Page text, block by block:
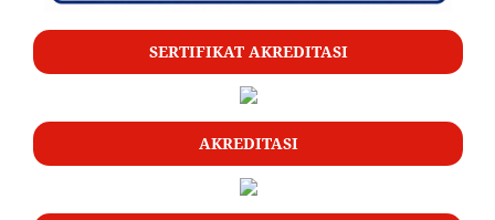
SERTIFIKAT AKREDITASI
AKREDITASI